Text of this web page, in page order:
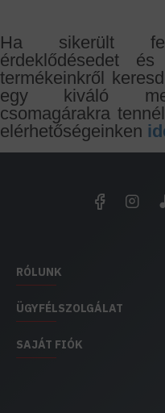
Ha sikerült
érdeklődésedet
termékeinkről
egy kiváló
csomagárakra
elérhetőségeinken
RÓLUNK
ÜGYFÉLSZOLGÁLAT
SAJÁT FIÓK